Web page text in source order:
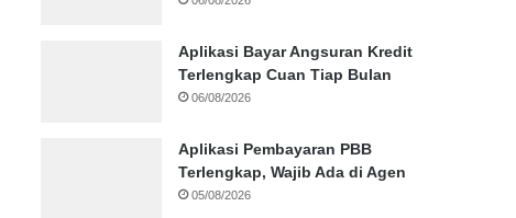
Aplikasi Bayar Angsuran Kredit
Terlengkap Cuan Tiap Bulan
06/08/2026
Aplikasi Pembayaran PBB
Terlengkap, Wajib Ada di Agen
05/08/2026